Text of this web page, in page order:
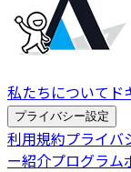
私たちについて ド
プライバシー設定
利用規約プライバ
ー紹介プログラム